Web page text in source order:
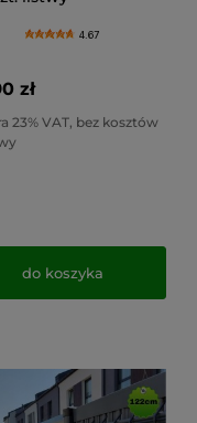
listewki na
4.67
zł
23% VAT, bez kosztów
do koszyka